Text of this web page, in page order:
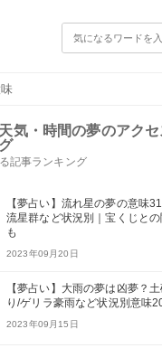
気・時間の夢のアクセ
記事ランキング
【夢占い】流れ星の夢の意味31
流星群など状況別｜宝くじと
も
2023年09月20日
【夢占い】大雨の夢は凶夢？
り/ゲリラ豪雨など状況別意味
2023年09月15日